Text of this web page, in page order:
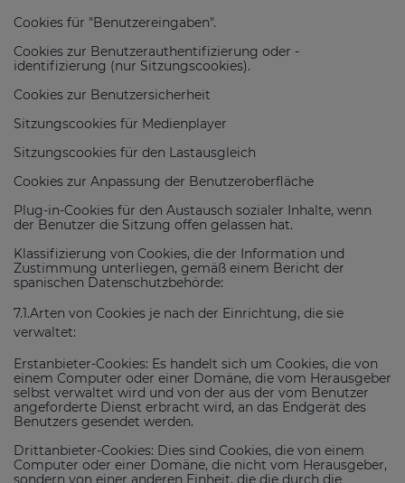
Cookies für "Benutzereingaben".
Cookies zur Benutzerauthentifizierung oder -
identifizierung (nur Sitzungscookies).
Cookies zur Benutzersicherheit
Sitzungscookies für Medienplayer
Sitzungscookies für den Lastausgleich
Cookies zur Anpassung der Benutzeroberfläche
Plug-in-Cookies für den Austausch sozialer Inhalte, wenn
der Benutzer die Sitzung offen gelassen hat.
Klassifizierung von Cookies, die der Information und
Zustimmung unterliegen, gemäß einem Bericht der
spanischen Datenschutzbehörde:
7.1.Arten von Cookies je nach der Einrichtung, die sie
verwaltet:
Erstanbieter-Cookies: Es handelt sich um Cookies, die von
einem Computer oder einer Domäne, die vom Herausgeber
selbst verwaltet wird und von der aus der vom Benutzer
angeforderte Dienst erbracht wird, an das Endgerät des
Benutzers gesendet werden.
Drittanbieter-Cookies: Dies sind Cookies, die von einem
Computer oder einer Domäne, die nicht vom Herausgeber,
sondern von einer anderen Einheit, die die durch die